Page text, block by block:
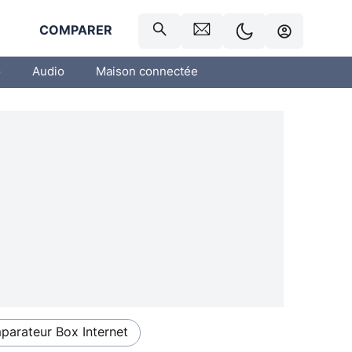
COMPARER
Audio Maison connectée
Box Internet